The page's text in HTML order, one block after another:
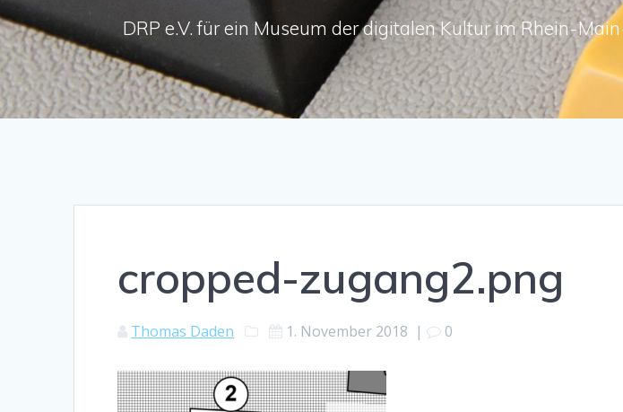
DRP e.V. für ein Museum der digitalen Kultur im Rhein-
cropped-zugang2.png
Thomas Daden 1. November 2018 | 0